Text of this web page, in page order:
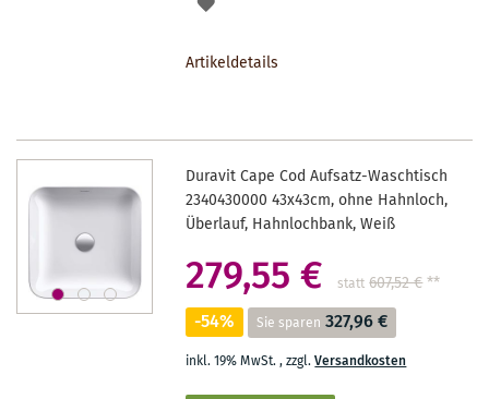
Artikeldetails
Duravit Cape Cod Aufsatz-Waschtisch
2340430000 43x43cm, ohne Hahnloch,
Überlauf, Hahnlochbank, Weiß
279,55 € statt 607,52 €**
-54% Sie sparen 327,96 €
inkl. 19% MwSt.,zzgl.Versandkosten